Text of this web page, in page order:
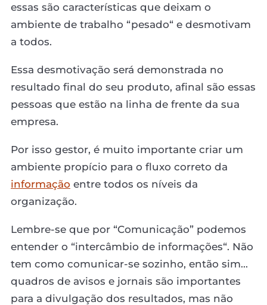
essas são características que deixam o
ambiente de trabalho “pesado“ e desmotivam
a todos.
Essa desmotivação será demonstrada no
resultado final do seu produto, afinal são essas
pessoas que estão na linha de frente da sua
empresa.
Por isso gestor, é muito importante criar um
ambiente propício para o fluxo correto da
informação entre todos os níveis da
organização.
Lembre-se que por “Comunicação” podemos
entender o “intercâmbio de informações“. Não
tem como comunicar-se sozinho, então sim...
quadros de avisos e jornais são importantes
para a divulgação dos resultados, mas não